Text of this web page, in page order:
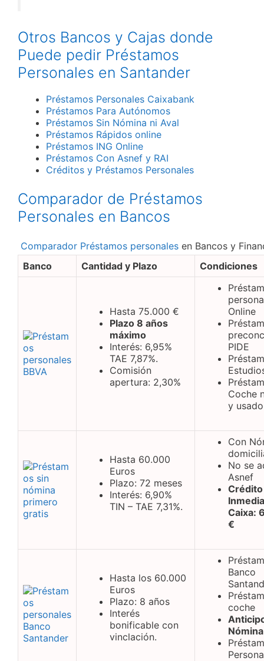
Otros Bancos y Cajas donde
Puede pedir Préstamos
Personales en Santander
Préstamos Personales Caixabank
Préstamos Para Autónomos
Préstamos Sin Nómina ni Aval
Préstamos Rápidos online
Préstamos ING Online
Préstamos Con Asnef y RAI
Créditos y Préstamos Personales
Comparador de Préstamos
Personales en Bancos
Comparador Préstamos personales en Bancos y
Banco
Cantidad y Plazo Condiciones
Hasta 75.000 €
Plazo 8 años
máximo
Interés: 6,95%
TAE 7,87%.
Comisión
apertura: 2,30%
Online
PIDE
Coche
y usado
Hasta 60.000
Euros
Plazo: 72 meses
Interés: 6,90%
TIN – TAE 7,31%.
Con
No se
Asnef
Crédito
Caixa:
€
Hasta los 60.000
Euros
Plazo: 8 años
Interés
bonificable con
vinclación.
Banco
coche
Nómina